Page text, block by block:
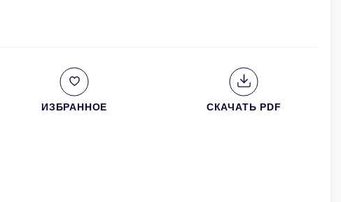
ИЗБРАННОЕ СКАЧАТЬ PDF